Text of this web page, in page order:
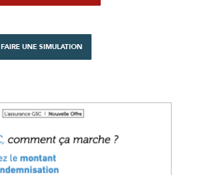
FAIRE UNE SIMULATION